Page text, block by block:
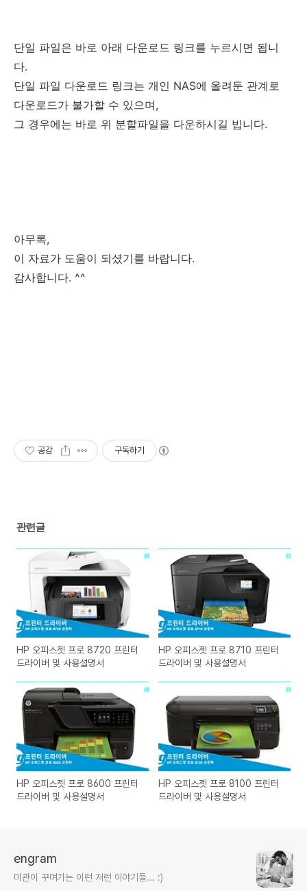
단일 파일은 바로 아래 다운로드 링크를 누르시면 됩니
다.
단일 파일 다운로드 링크는 개인 NAS에 올려둔 관계로
다운로드가 불가할 수 있으며,
그 경우에는 바로 위 분할파일을 다운하시길 빕니다.
아무록,
이 자료가 도움이 되셨기를 바랍니다.
감사합니다. ^^
공감 구독하기
관련글
HP 오피스젯 프로 8720 프린터
드라이버 및 사용설명서
HP 오피스젯 프로 8710 프린터
드라이버 및 사용설명서
HP 오피스젯 프로 8600 프린터
드라이버 및 사용설명서
HP 오피스젯 프로 8100 프린터
드라이버 및 사용설명서
engram
미관이 꾸며가는 이런 저런 이야기들... :)